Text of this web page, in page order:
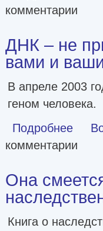
комментарии
ДНК – не
вами и
В апреле 2003
геном человека.
Подробнее о ДНК –
комментарии
Она
Книга о